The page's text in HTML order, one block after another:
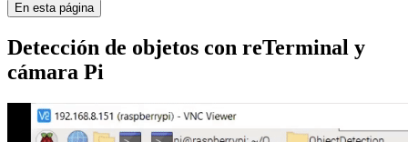
En esta página
Detección de objetos con reTerminal y
cámara Pi